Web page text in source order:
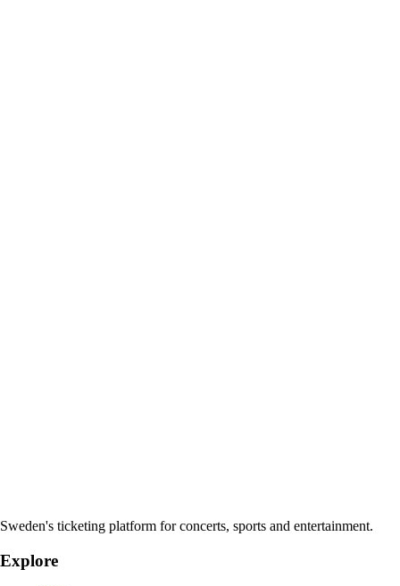
Sweden's ticketing platform for concerts, sports and entertainment.
Explore